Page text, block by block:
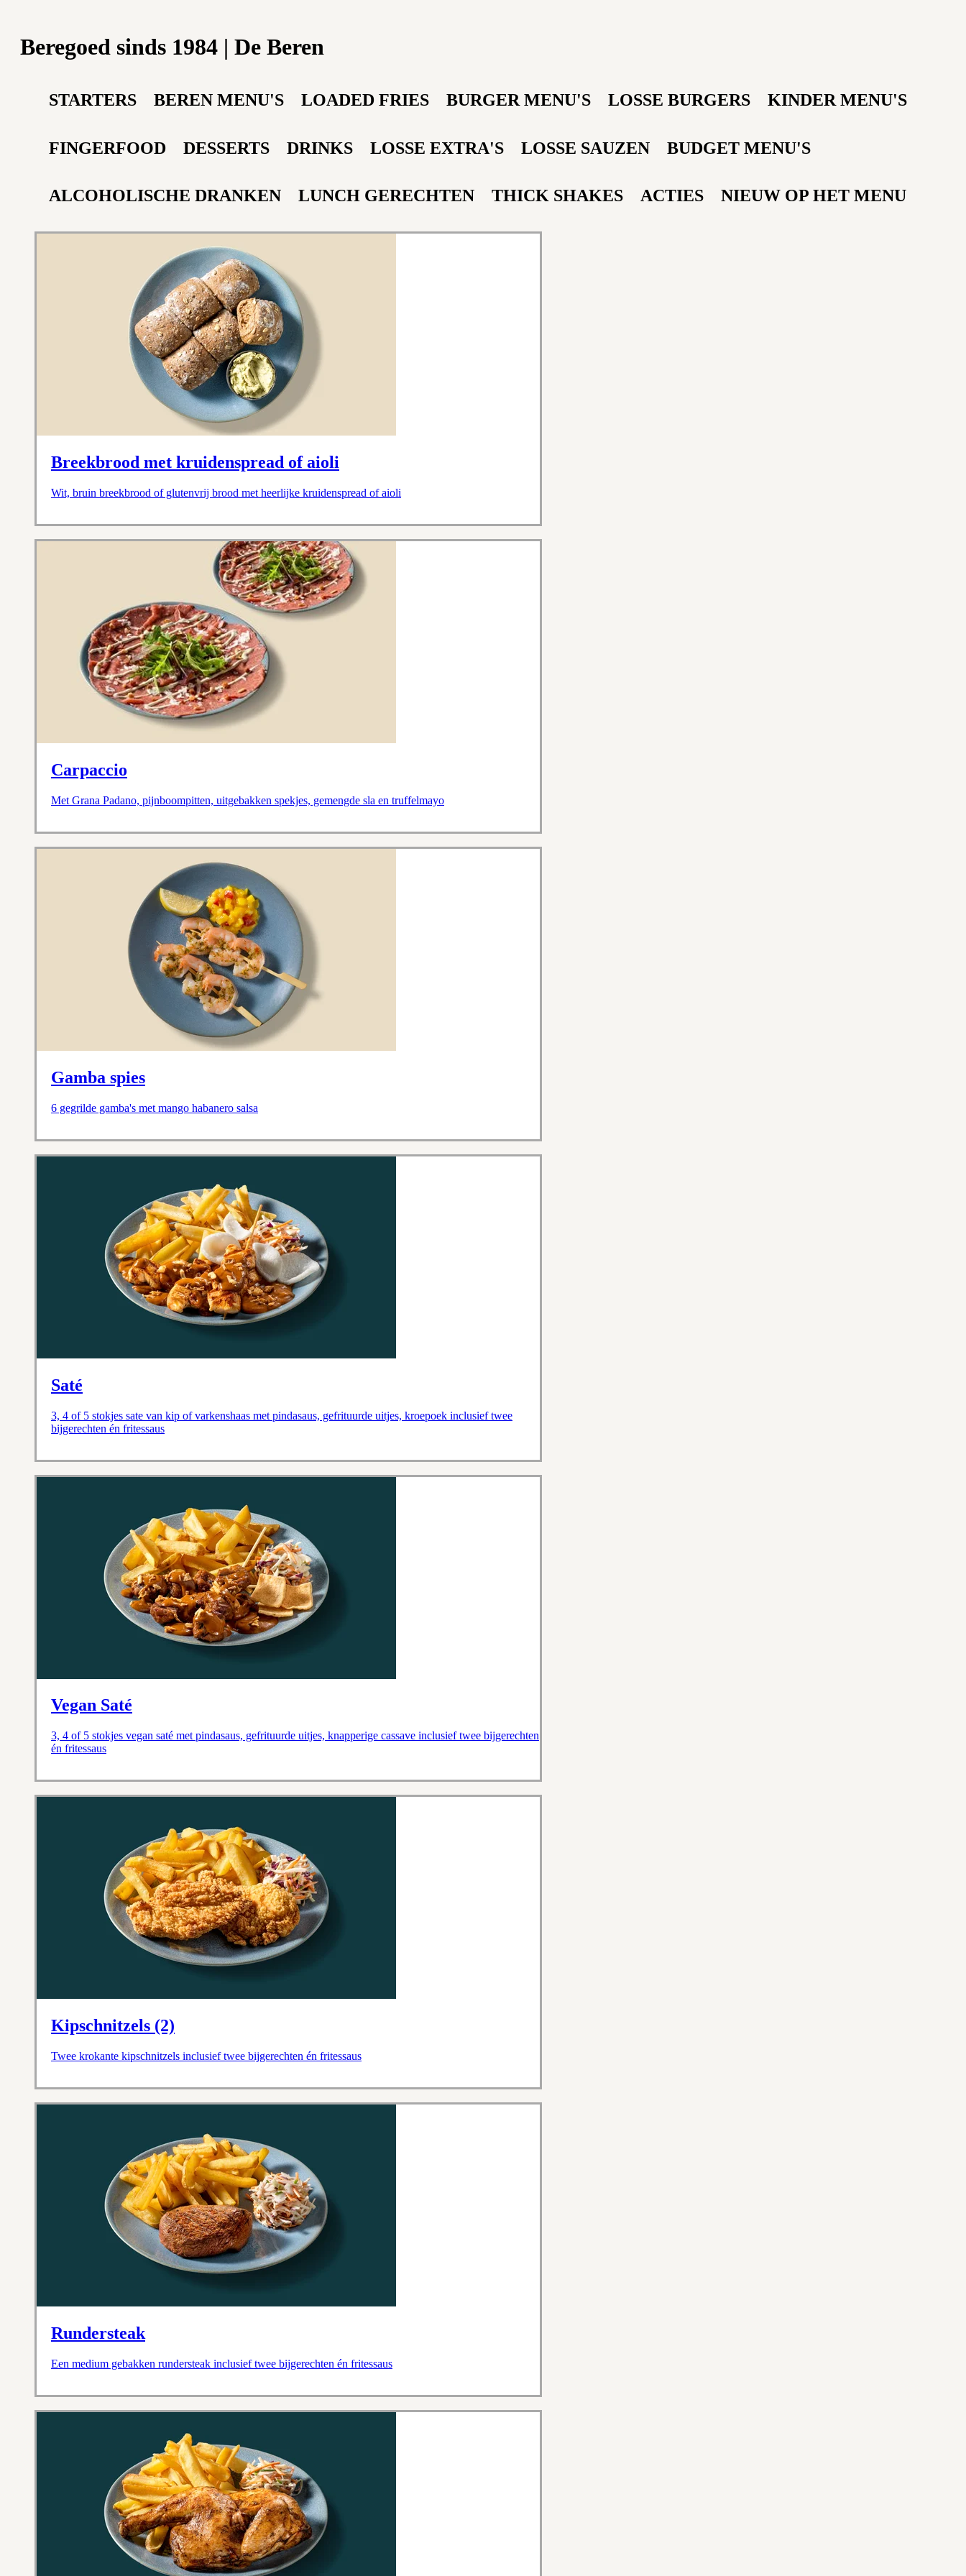
Beregoed sinds 1984 | De Beren
STARTERS BEREN MENU'S LOADED FRIES BURGER MENU'S LOSSE BURGERS KINDER MENU'S
FINGERFOOD DESSERTS DRINKS LOSSE EXTRA'S LOSSE SAUZEN BUDGET MENU'S
ALCOHOLISCHE DRANKEN LUNCH GERECHTEN THICK SHAKES ACTIES NIEUW OP HET MENU
Breekbrood met kruidenspread of aioli
Wit, bruin breekbrood of glutenvrij brood met heerlijke kruidenspread of aioli
Carpaccio
Met Grana Padano, pijnboompitten, uitgebakken spekjes, gemengde sla en truffelmayo
Gamba spies
6 gegrilde gamba's met mango habanero salsa
Saté
3, 4 of 5 stokjes sate van kip of varkenshaas met pindasaus, gefrituurde uitjes, kroepoek inclusief twee
bijgerechten én fritessaus
Vegan Saté
3, 4 of 5 stokjes vegan saté met pindasaus, gefrituurde uitjes, knapperige cassave inclusief twee bijgerechten
én fritessaus
Kipschnitzels (2)
Twee krokante kipschnitzels inclusief twee bijgerechten én fritessaus
Rundersteak
Een medium gebakken rundersteak inclusief twee bijgerechten én fritessaus